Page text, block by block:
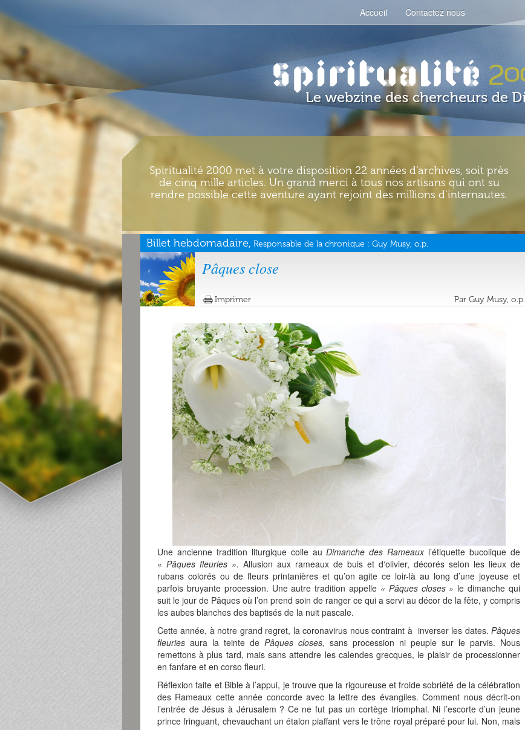
Accueil Contactez nous
Spiritualité 2000 met à votre disposition 22 années d’archives, soit près
de cinq mille articles. Un grand merci à tous nos artisans qui ont su
rendre possible cette aventure ayant rejoint des millions d’internautes.
Billet hebdomadaire, Responsable de la chronique : Guy Musy, o.p.
Pâques close
Imprimer Par Guy Musy, o.p.
Une ancienne tradition liturgique colle auDimanche des Rameauxl’étiquette bucolique de
« Pâques fleuries ». Allusion aux rameaux de buis et d‘olivier, décorés selon les lieux de
rubans colorés ou de fleurs printanières et qu’on agite ce loir-là au long d’une joyeuse et
parfois bruyante procession. Une autre tradition appelle « Pâques closes » le dimanche qui
suit le jour de Pâques où l’on prend soin de ranger ce qui a servi au décor de la fête, y compris
les aubes blanches des baptisés de la nuit pascale.
Cette année, à notre grand regret, la coronavirus nous contraint à inverser les dates. Pâques
fleuries aura la teinte de Pâques closes, sans procession ni peuple sur le parvis. Nous
remettons à plus tard, mais sans attendre les calendes grecques, le plaisir de processionner
en fanfare et en corso fleuri.
Réflexion faite et Bible à l’appui, je trouve que la rigoureuse et froide sobriété de la célébration
des Rameaux cette année concorde avec la lettre des évangiles. Comment nous décrit-on
l’entrée de Jésus à Jérusalem ? Ce ne fut pas un cortège triomphal. Ni l’escorte d’un jeune
prince fringuant, chevauchant un étalon piaffant vers le trône royal préparé pour lui. Non, mais